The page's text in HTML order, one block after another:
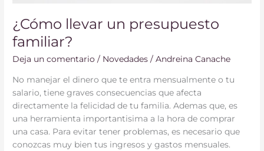
¿Cómo llevar un presupuesto
familiar?
Deja un comentario / Novedades /Andreina Canache
No manejar el dinero que te entra mensualmente o tu
salario, tiene graves consecuencias que afecta
directamente la felicidad de tu familia. Ademas que, es
una herramienta importantisima a la hora de comprar
una casa. Para evitar tener problemas, es necesario que
conozcas muy bien tus ingresos y gastos mensuales.